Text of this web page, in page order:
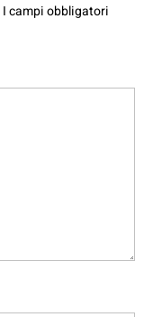
I campi obbligatori